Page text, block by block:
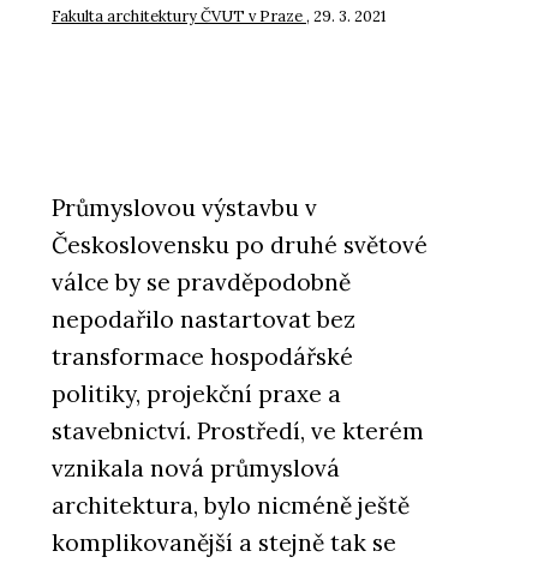
Fakulta architektury ČVUT v Praze , 29. 3. 2021
Průmyslovou výstavbu v
Československu po druhé světové
válce by se pravděpodobně
nepodařilo nastartovat bez
transformace hospodářské
politiky, projekční praxe a
stavebnictví. Prostředí, ve kterém
vznikala nová průmyslová
architektura, bylo nicméně ještě
komplikovanější a stejně tak se